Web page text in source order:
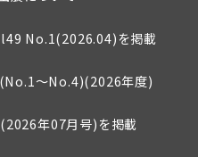
No.1(2026.04)を掲載
～No.4)(2026年度)
年07月号)を掲載